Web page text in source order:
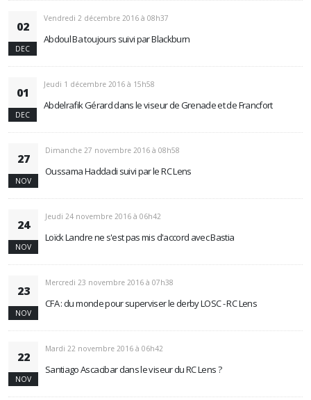
02
DEC
Vendredi 2 décembre 2016 à 08h37
Abdoul Ba toujours suivi par Blackburn
01
DEC
Jeudi 1 décembre 2016 à 15h58
Abdelrafik Gérard dans le viseur de Grenade et de Francfort
27
NOV
Dimanche 27 novembre 2016 à 08h58
Oussama Haddadi suivi par le RC Lens
24
NOV
Jeudi 24 novembre 2016 à 06h42
Loïck Landre ne s'est pas mis d'accord avec Bastia
23
NOV
Mercredi 23 novembre 2016 à 07h38
CFA : du monde pour superviser le derby LOSC - RC Lens
22
NOV
Mardi 22 novembre 2016 à 06h42
Santiago Ascacibar dans le viseur du RC Lens ?